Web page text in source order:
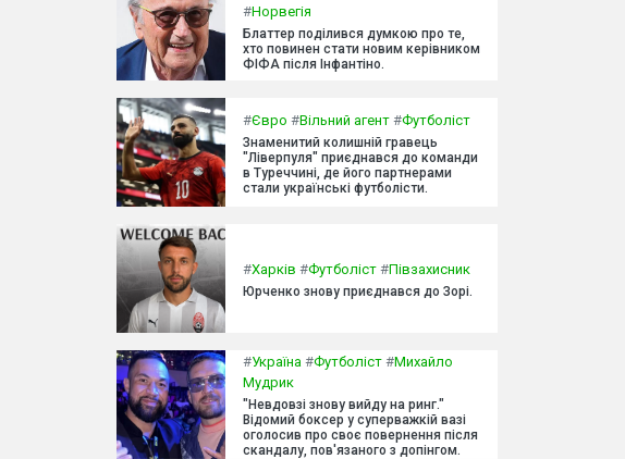
#Норвегія
Блаттер поділився думкою про те,
хто повинен стати новим керівником
ФІФА після Інфантіно.
#Євро #Вільний агент #Футболіст
Знаменитий колишній гравець
"Ліверпуля" приєднався до команди
в Туреччині, де його партнерами
стали українські футболісти.
#Харків #Футболіст #Півзахисник
Юрченко знову приєднався до Зорі.
#Україна #Футболіст #Михайло
Мудрик
"Невдовзі знову вийду на ринг."
Відомий боксер у суперважкій вазі
оголосив про своє повернення після
скандалу, пов'язаного з допінгом.